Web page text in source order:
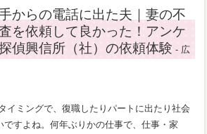
からの電話に出た夫｜妻の不
を依頼して良かった！アンケ
偵興信所（社）の依頼体験 - 広
イミングで、復職したりパートに出たり社会
ですよね。何年ぶりかの仕事で、仕事・家